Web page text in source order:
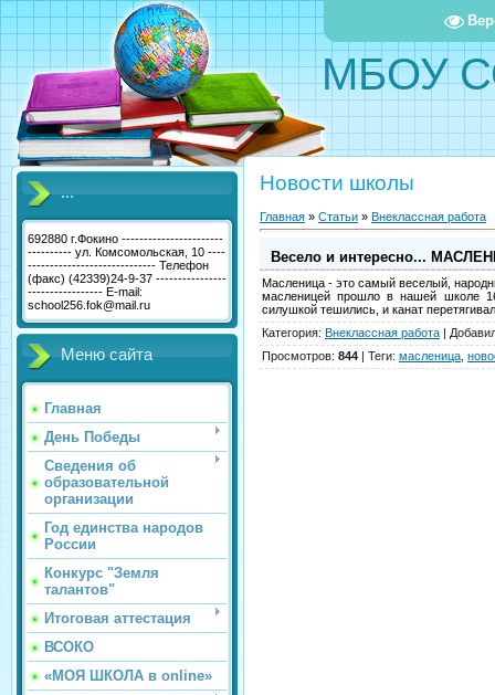
МБОУ
...
692880 г.Фокино -----------------------
---------- ул. Комсомольская, 10 ----
----------------------------- Телефон
(факс) (42339)24-9-37 ----------------
----------------- E-mail:
school256.fok@mail.ru
Меню сайта
Главная
День Победы
Сведения об
образовательной
организации
Год единства народов
России
Конкурс "Земля
талантов"
Итоговая аттестация
ВСОКО
«МОЯ ШКОЛА в online»
Новости школы
Главная » Статьи » Внеклассная работа
Весело и интересно...
Масленица - это самый веселый,
масленицей прошло в нашей школе
силушкой тешились, и канат
Категория: Внеклассная работа |
Просмотров: 844 | Теги: масленица